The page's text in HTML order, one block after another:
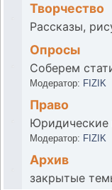
Творчество
Рассказы,
Опросы
Соберем
Модератор: FIZIK
Право
Юридические
Модератор: FIZIK
Архив
закрытые